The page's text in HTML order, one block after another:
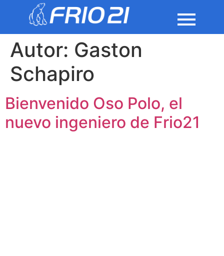
Autor: Gaston
Schapiro
Bienvenido Oso Polo, el
nuevo ingeniero de Frio21